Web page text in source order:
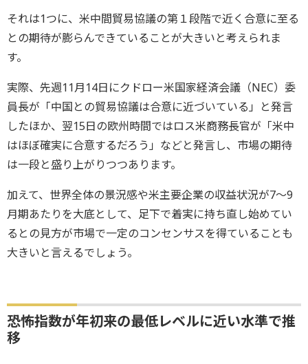
それは1つに、米中間貿易協議の第１段階で近く合意に至る
との期待が膨らんできていることが大きいと考えられま
す。
実際、先週11月14日にクドロー米国家経済会議（NEC）委
員長が「中国との貿易協議は合意に近づいている」と発言
したほか、翌15日の欧州時間ではロス米商務長官が「米中
はほぼ確実に合意するだろう」などと発言し、市場の期待
は一段と盛り上がりつつあります。
加えて、世界全体の景況感や米主要企業の収益状況が7～9
月期あたりを大底として、足下で着実に持ち直し始めてい
るとの見方が市場で一定のコンセンサスを得ていることも
大きいと言えるでしょう。
恐怖指数が年初来の最低レベルに近い水準で推
移